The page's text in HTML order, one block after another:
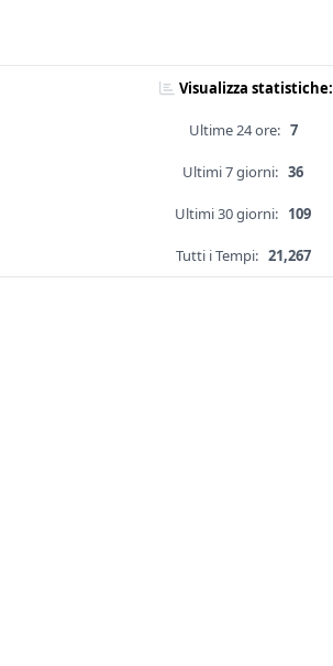
Visualizza statistiche:
Ultime 24 ore: 7
Ultimi 7 giorni: 36
Ultimi 30 giorni: 109
Tutti i Tempi: 21,267